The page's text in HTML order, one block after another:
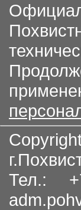
Тел.: